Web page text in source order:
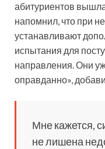
абитуриентов
напомнил, что при
устанавливают
испытания для
направления. Они
оправданно»,
Мне кажется,
не лишена